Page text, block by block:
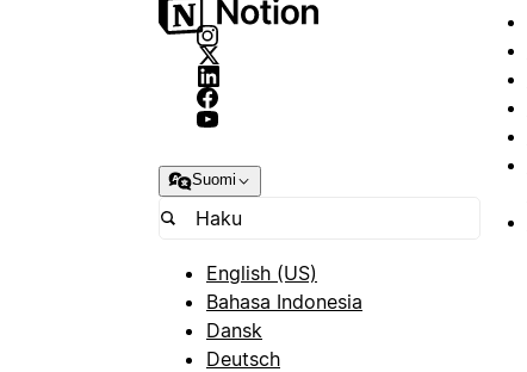
Suomi
English (US)
Bahasa Indonesia
Dansk
Deutsch